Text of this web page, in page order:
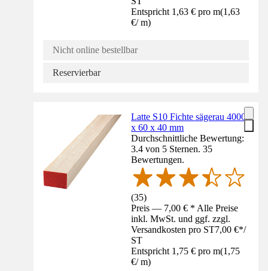
Entspricht 1,63 € pro m(1,63
€/ m)
Nicht online bestellbar
Reservierbar
Latte S10 Fichte sägerau 4000
x 60 x 40 mm
Durchschnittliche Bewertung:
3.4 von 5 Sternen. 35
Bewertungen.
(35)
Preis — 7,00 € * Alle Preise
inkl. MwSt. und ggf. zzgl.
Versandkosten pro ST7,00 €*/
ST
Entspricht 1,75 € pro m(1,75
€/ m)